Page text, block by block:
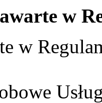
w
w